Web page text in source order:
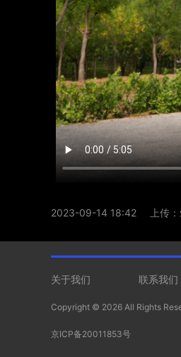
2023-09-14 18:42 上传
关于我们 联系我们
Copyright © 2026 All Rights
京ICP备20011853号